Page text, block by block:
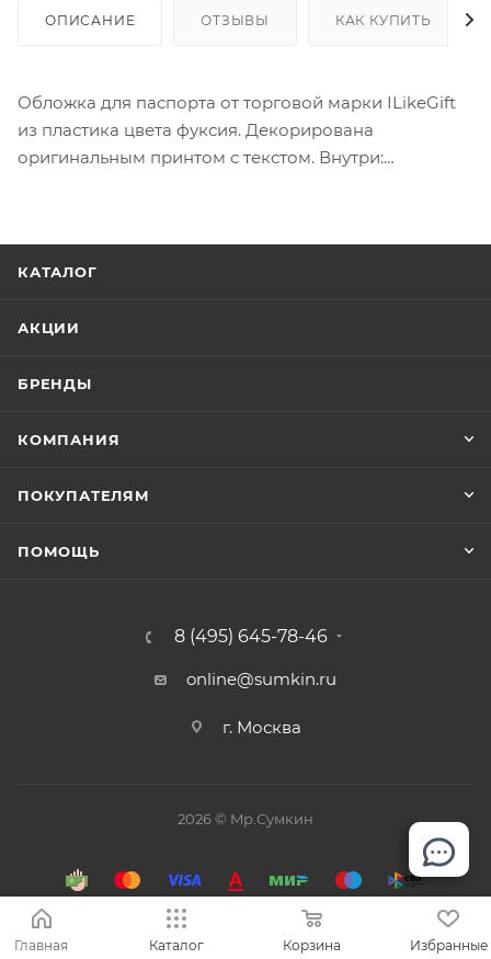
ОПИСАНИЕ ОТЗЫВЫ КАК КУПИТЬ
Обложка для паспорта от торговой марки ILikeGift
из пластика цвета фуксия. Декорирована
оригинальным принтом с текстом. Внутри:
КАТАЛОГ
АКЦИИ
БРЕНДЫ
КОМПАНИЯ
ПОКУПАТЕЛЯМ
ПОМОЩЬ
8 (495) 645-78-46
online@sumkin.ru
г. Москва
2026 © Mр.Сумкин
Главная Каталог Корзина Избранные